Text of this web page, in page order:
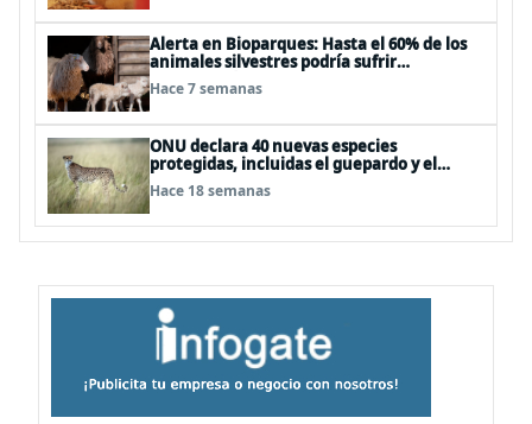
Alerta en Bioparques: Hasta el 60% de los
animales silvestres podría sufrir
desnutrición por dietas mal formuladas
Hace 7 semanas
ONU declara 40 nuevas especies
protegidas, incluidas el guepardo y el
tiburón martillo
Hace 18 semanas